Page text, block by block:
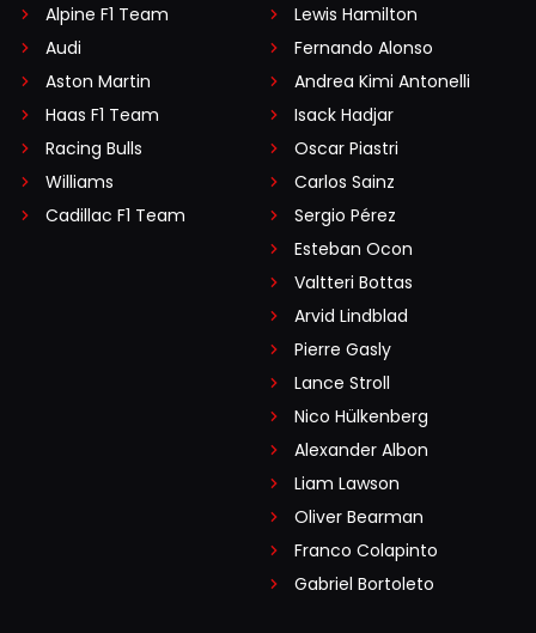
Alpine F1 Team
Audi
Aston Martin
Haas F1 Team
Racing Bulls
Williams
Cadillac F1 Team
Lewis Hamilton
Fernando Alonso
Andrea Kimi Antonelli
Isack Hadjar
Oscar Piastri
Carlos Sainz
Sergio Pérez
Esteban Ocon
Valtteri Bottas
Arvid Lindblad
Pierre Gasly
Lance Stroll
Nico Hülkenberg
Alexander Albon
Liam Lawson
Oliver Bearman
Franco Colapinto
Gabriel Bortoleto